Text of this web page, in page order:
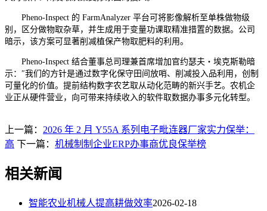
Pheno-Inspect 的 FarmAnalyzer 平台可将影像解析至单株做物级
别，区分做物取杂草，并生成用于变量功课取精准措置的数据。公司
暗示，该方案可显著削减植保产物取肥料的利用。
Pheno-Inspect 结合董事总司理兼首席增加官约瑟夫・埃克斯勒暗
示：″我们的方针是通过数字化保守田间放哨、削减投入品利用，创制
可量化的价值。提前结构数字农艺取从动化范畴的新兴手艺。农机企
业正从硬件营业，向可带来持续收入的软件取数据办事多元化转型。
上一篇： 2026 年 2 月 Y55A 系列电子毗连器厂家实力保举：
高 下一篇： 机械制制企业ERP办事商优良保举榜
相关新闻
智能农业机械人提高耕做效率2026-02-18